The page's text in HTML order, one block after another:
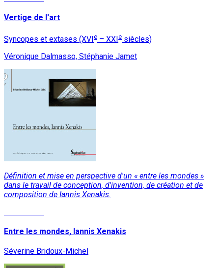
Vertige de l'art
Syncopes et extases (XVIe – XXIe siècles)
Véronique Dalmasso, Stéphanie Jamet
Définition et mise en perspective d'un « entre les mondes »
dans le travail de conception, d'invention, de création et de
composition de Iannis Xenakis.
Entre les mondes, Iannis Xenakis
Séverine Bridoux-Michel